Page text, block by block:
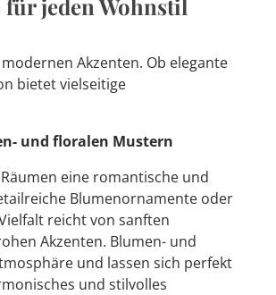
für jeden Wohnstil
Akzenten. Ob elegante
bietet vielseitige
und floralen Mustern
eine romantische und
Blumenornamente oder
reicht von sanften
Akzenten. Blumen- und
und lassen sich perfekt
und stilvolles